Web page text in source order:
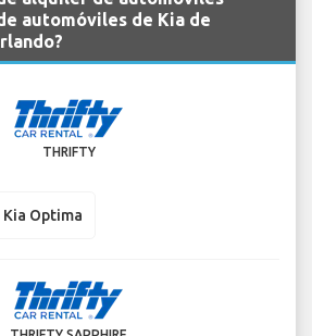
automóviles de Kia de
THRIFTY
Kia Optima